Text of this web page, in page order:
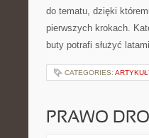
do tematu, dzięki
pierwszych krokach.
buty potrafi służyć
CATEGORIES:
PRAWO